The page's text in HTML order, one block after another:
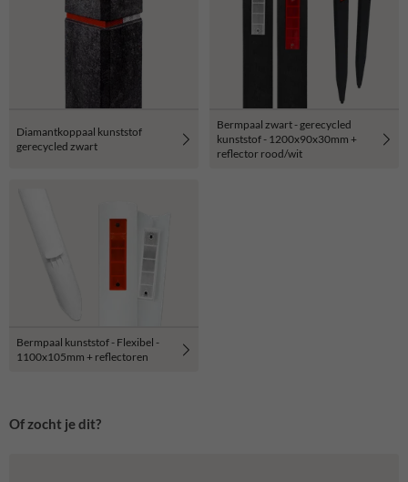
Diamantkoppaal kunststof
gerecycled zwart
Bermpaal zwart - gerecycled
kunststof - 1200x90x30mm +
reflector rood/wit
Bermpaal kunststof - Flexibel -
1100x105mm + reflectoren
Of zocht je dit?